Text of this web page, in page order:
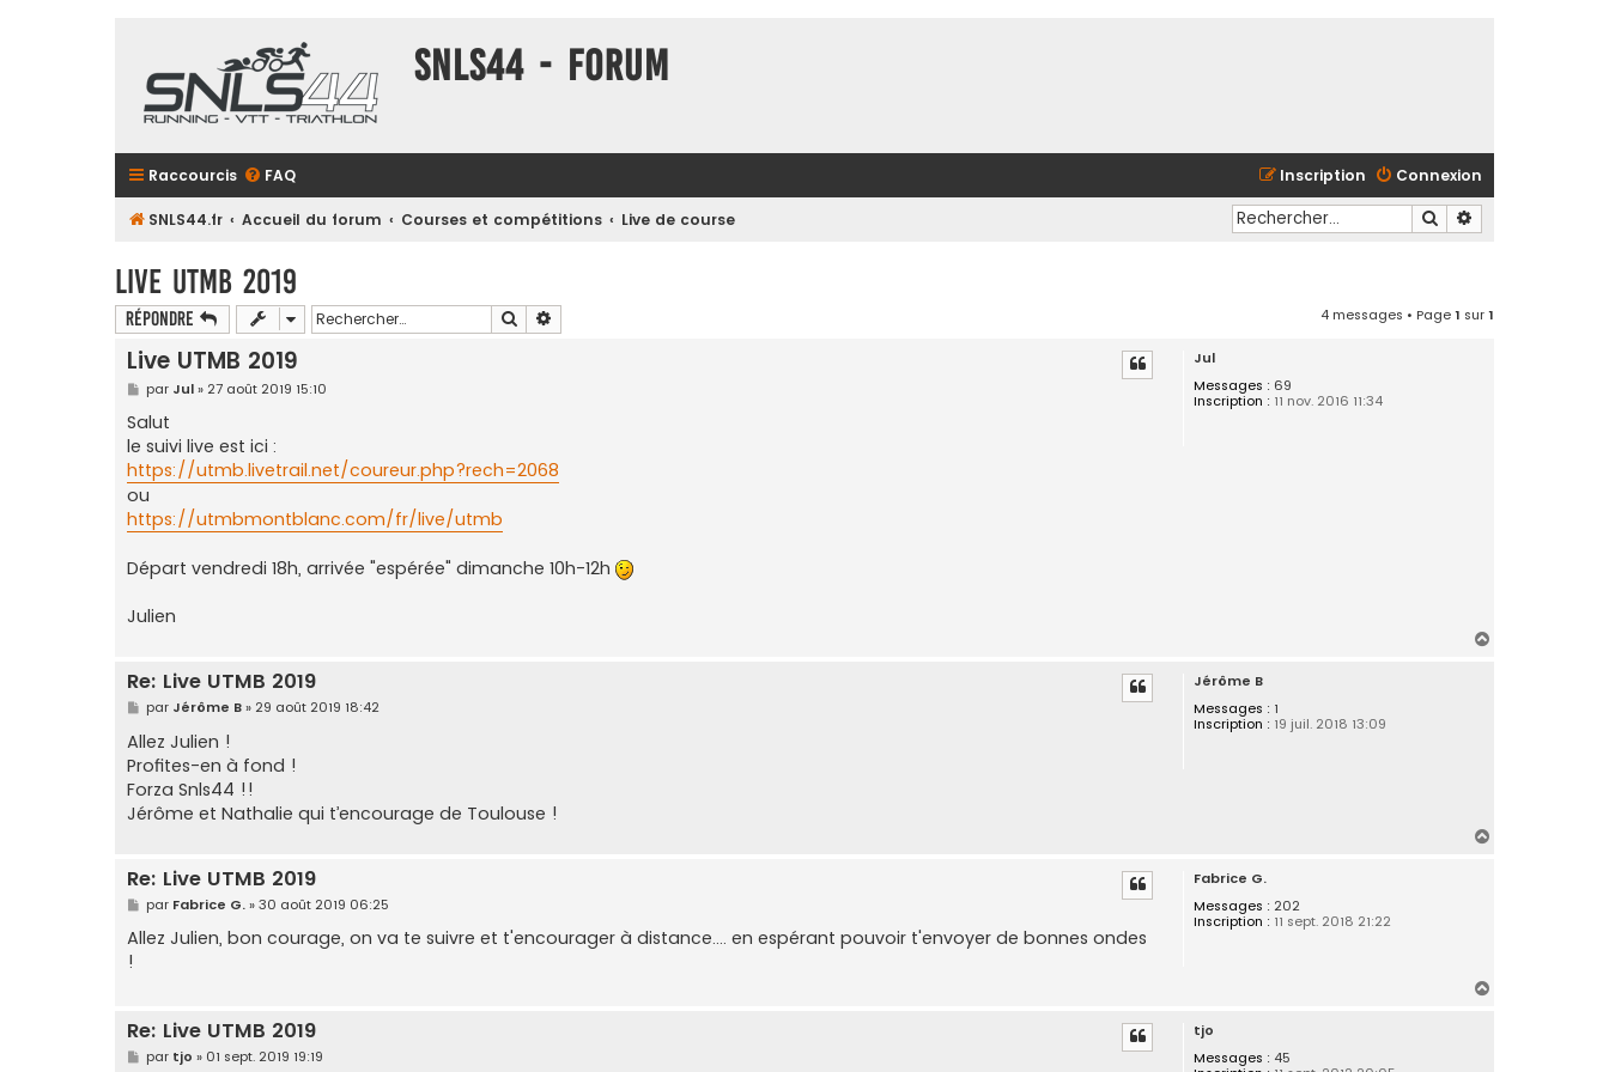
SNLS44 - Forum
Raccourcis FAQ Connexion
Inscription
SNLS44.fr Accueil du forum Courses et compétitions Live de course Rechercher
Live UTMB 2019
Répondre Rechercher 4 messages • Page1 sur1
Jul
Messages : 69
Inscription : 11 nov. 2016 11:34
Live UTMB 2019
M
e
s
s
a
g
e
par Jul» 27 août 2019 15:10
Salut
le suivi live est ici :
https://utmb.livetrail.net/coureur.php?rech=2068
ou
https://utmbmontblanc.com/fr/live/utmb
Départ vendredi 18h, arrivée "espérée" dimanche 10h-12h
Julien
Jérôme B
Messages : 1
Inscription : 19 juil. 2018 13:09
Re: Live UTMB 2019
M
e
s
s
a
g
e
par Jérôme B» 29 août 2019 18:42
Allez Julien !
Profites-en à fond !
Forza Snls44 !!
Jérôme et Nathalie qui t’encourage de Toulouse !
Fabrice G.
Messages : 202
Inscription : 11 sept. 2018 21:22
Re: Live UTMB 2019
M
e
s
s
par Fabrice G.»30 août 2019 06:25
Allez Julien, bon courage, on va te suivre et t'encourager à distance.... en espérant pouvoir t'envoyer de bonnes ondes
!
tjo
Messages : 45
Re: Live UTMB 2019
M
par tjo » 01 sept. 2019 19:19